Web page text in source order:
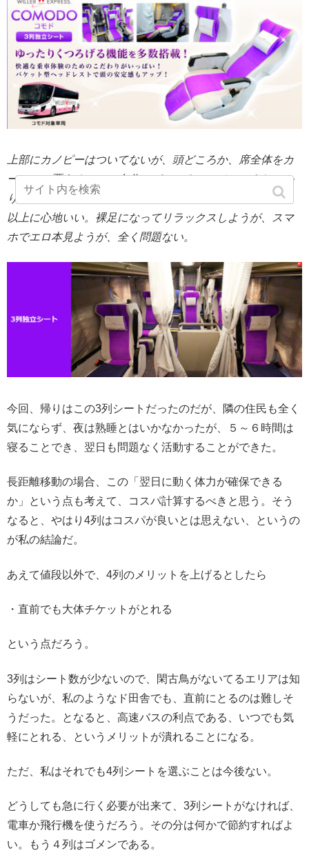
上部にカノピーはついてないが、頭どころか、席全体をカ
ーテンで覆えるので、自分のパーソナルスペースをしっか
り確保できる。実際に座ってみると分かるが、これが想像
以上に心地いい。裸足になってリラックスしようが、スマ
ホでエロ本見ようが、全く問題ない。
今回、帰りはこの3列シートだったのだが、隣の住民も全く
気にならず、夜は熟睡とはいかなかったが、５～６時間は
寝ることでき、翌日も問題なく活動することができた。
長距離移動の場合、この「翌日に動く体力が確保できる
か」という点も考えて、コスパ計算するべきと思う。そう
なると、やはり4列はコスパが良いとは思えない、というの
が私の結論だ。
あえて値段以外で、4列のメリットを上げるとしたら
・直前でも大体チケットがとれる
という点だろう。
3列はシート数が少ないので、閑古鳥がないてるエリアは知
らないが、私のようなド田舎でも、直前にとるのは難しそ
うだった。となると、高速バスの利点である、いつでも気
軽にとれる、というメリットが潰れることになる。
ただ、私はそれでも4列シートを選ぶことは今後ない。
どうしても急に行く必要が出来て、3列シートがなければ、
電車か飛行機を使うだろう。その分は何かで節約すればよ
い。もう４列はゴメンである。